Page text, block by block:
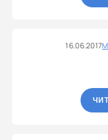
16.06.2017